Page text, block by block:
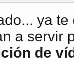
ya
a servir
de